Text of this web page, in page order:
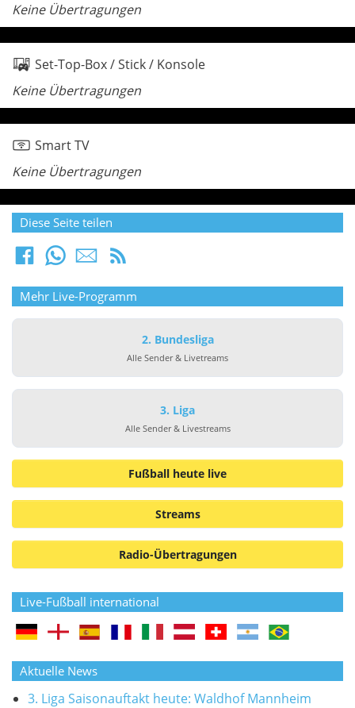
Keine Übertragungen
Set-Top-Box / Stick / Konsole
Keine Übertragungen
Smart TV
Keine Übertragungen
Diese Seite teilen
Mehr Live-Programm
2. Bundesliga
Alle Sender & Livetreams
3. Liga
Alle Sender & Livestreams
Fußball heute live
Streams
Radio-Übertragungen
Live-Fußball international
Aktuelle News
3. Liga Saisonauftakt heute: Waldhof Mannheim